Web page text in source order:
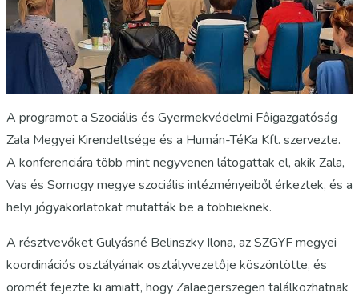
A programot a Szociális és Gyermekvédelmi Főigazgatóság
Zala Megyei Kirendeltsége és a Humán-TéKa Kft. szervezte.
A konferenciára több mint negyvenen látogattak el, akik Zala,
Vas és Somogy megye szociális intézményeiből érkeztek, és a
helyi jógyakorlatokat mutatták be a többieknek.
A résztvevőket Gulyásné Belinszky Ilona, az SZGYF megyei
koordinációs osztályának osztályvezetője köszöntötte, és
örömét fejezte ki amiatt, hogy Zalaegerszegen találkozhatnak